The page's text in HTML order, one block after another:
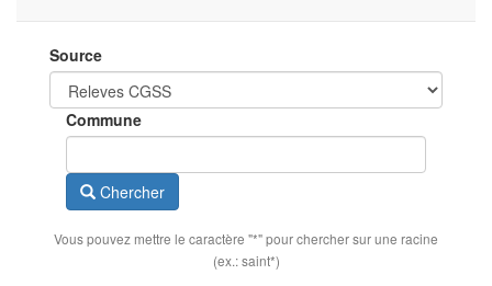
Source
Commune
Chercher
Vous pouvez mettre le caractère "*" pour chercher sur une racine
(ex.: saint*)